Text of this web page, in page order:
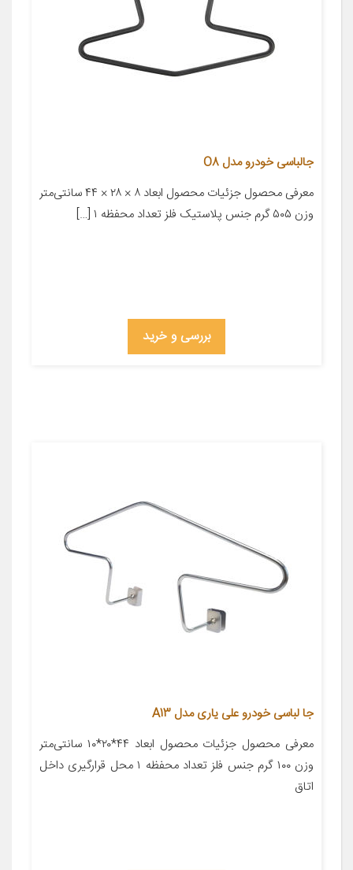
جالباسی خودرو مدل O8
معرفی محصول جزئیات محصول ابعاد ۸ × ۲۸ × ۴۴ سانتی‌متر
وزن ۵۰۵ گرم جنس پلاستیک فلز تعداد محفظه ۱ […]
بررسی و خرید
جا لباسی خودرو علی یاری مدل A13
معرفی محصول جزئیات محصول ابعاد ۴۴*۲۰*۱۰ سانتی‌متر
وزن ۱۰۰ گرم جنس فلز تعداد محفظه ۱ محل قرارگیری داخل
اتاق